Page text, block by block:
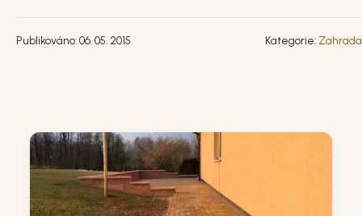
Publikováno: 06. 05. 2015 Kategorie: Zahrada